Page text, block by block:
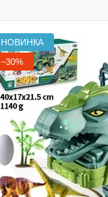
НОВИНКА
−30%